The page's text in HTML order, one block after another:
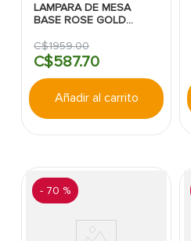
LAMPARA DE MESA
BASE ROSE GOLD
WESTINGHOUSE
C$1959.00
C$587.70
Añadir al carrito
- 70 %